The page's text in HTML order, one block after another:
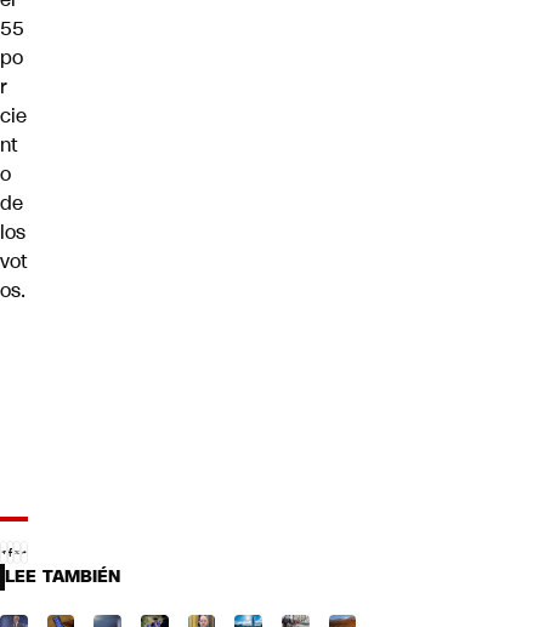
55
po
r
cie
nt
o
de
los
vot
os.
LEE TAMBIÉN